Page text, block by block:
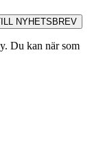
NYHETSBREV
Du kan när som